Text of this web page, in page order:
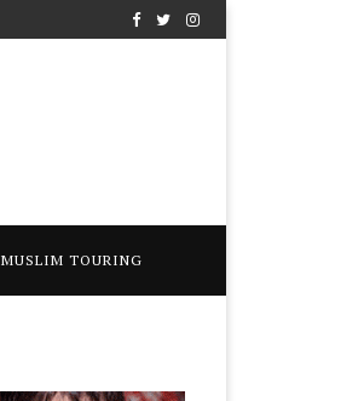
MUSLIM TOURING